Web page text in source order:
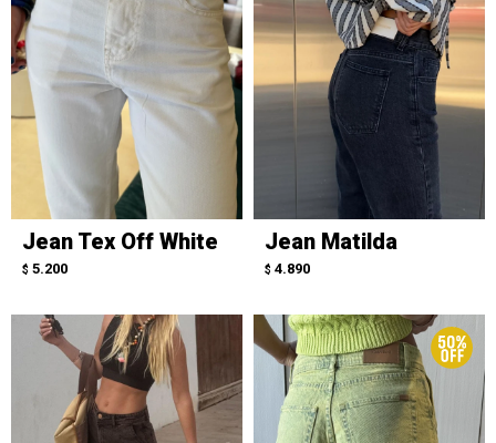
Jean Tex Off White
$ 5.200
Jean Matilda
$ 4.890